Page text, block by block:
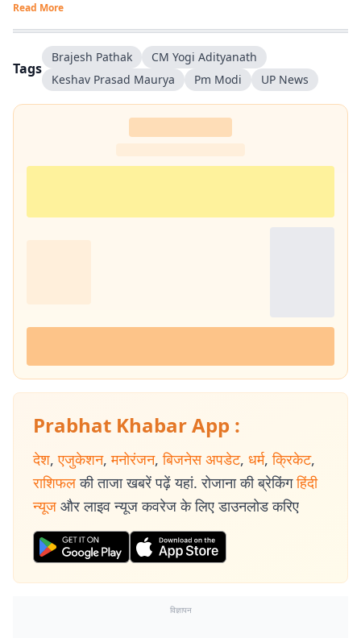
Read More
Tags
Brajesh Pathak
CM Yogi Adityanath
Keshav Prasad Maurya
Pm Modi UP News
Prabhat Khabar App :
देश, एजुकेशन, मनोरंजन, बिजनेस अपडेट, धर्म, क्रिकेट,
राशिफल की ताजा खबरें पढ़ें यहां. रोजाना की ब्रेकिंग हिंदी
न्यूज और लाइव न्यूज कवरेज के लिए डाउनलोड करिए
विज्ञापन